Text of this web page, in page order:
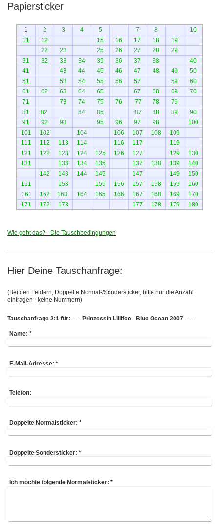
Papiersticker
1 2 3 4 5 7 8
10
11
12 15 16 17 18
19
22
23 25 26 27 28
29
31
32 33 34 35 36 37 38
40
41
43 44 45 46 47 48 49
50
51
53 54 55 56 57 59
60
61
62 63 64 65 67 68 69
70
71
73 74 75 76 77 78
79
81
82 84 85 87 88 89
90
91
92 93 95 96 97 98
100
101
102 104 106 107 108
109
111
112 113 114 116 117
119
121
122 123 124 125 126 127 129
130
131
133 134 135 137 138 139
140
142
143 144 145 147 149
150
151
153 155 156 157 158 159
160
161
162 163 164 165 166 167 168 169
170
171
172 173 177 178 179 180
Wie geht das? - Die Tauschbedingungen
Hier Deine Tauschanfrage:
(Bei den Feldern, Doppelte Normal-/Sondersticker, bitte nur die Anzahl
eintragen - keine Nummern)
Tauschanfrage 2:1 für: - - - Prinzessin Lillifee - Blue Ocean 2007 - - -
Name: *
E-Mail-Adresse: *
Telefon:
Doppelte Normalsticker: *
Doppelte Sondersticker: *
Ich möchte folgende Normalsticker: *